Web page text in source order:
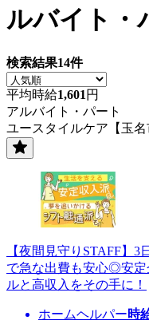
ルバイト・
検索結果14件
平均時給1,601 円
アルバイト・パート
ユースタイルケア【玉
【夜間見守りSTAFF】
で急な出費も安心◎安定
ルと高収入をその手に！
ホームヘルパー時